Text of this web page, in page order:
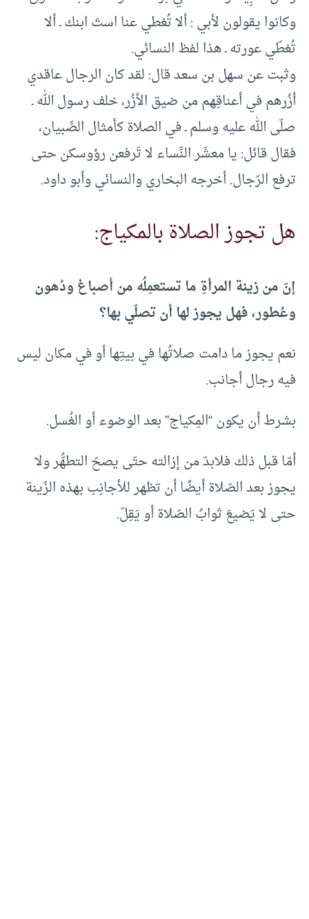
وكانوا يقولون لأبي : ألا تُغطي عنا استَ ابنك ـ ألا
تُغطّي عورته ـ هذا لفظ النسائي.
وثبت عن سهل بن سعد قال: لقد كان الرجال عاقدي
أزُرهم في أعناقِهم من ضيق الأزُر، خلف رسول الله ـ
صلّى الله عليه وسلم ـ في الصلاة كأمثال الصِّبيان،
فقال قائل: يا معشَر النِّساء لا تَرفعن رؤوسكن حتى
ترفع الرّجال. أخرجه البخاري والنسائي وأبو داود.
هل تجوز الصلاة بالمكياج:
إنّ من زينة المرأةِ ما تستعمِلُه من أصباغ ودُهون
وعُطور، فهل يجوز لها أن تصلّي بها؟
نعم يجوز ما دامت صلاتُها في بيتِها أو في مكان ليس
فيه رجال أجانب.
بشرط أن يكون “المِكياج” بعد الوضوء أو الغُسل.
أمّا قبل ذلك فلابدّ من إزالته حتّى يصحّ التطهُّر ولا
يجوز بعد الصّلاة أيضًا أن تظهر للأجانِب بهذه الزّينة
حتى لا يَضيعَ ثوابُ الصّلاة أو يَقِلّ.